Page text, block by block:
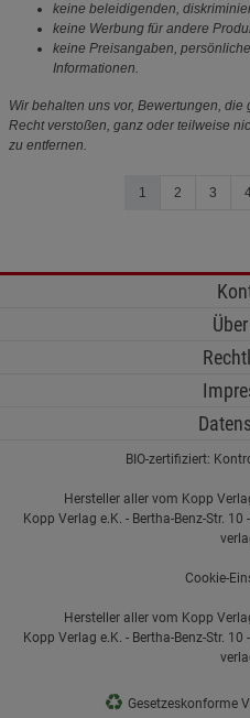
keine beleidigenden,
keine Werbung für andere
keine Preisangaben,
Informationen.
Wir behalten uns vor, Bewertungen,
Recht verstoßen, ganz oder teilweise
zu entfernen.
1 2 3
BIO-zertifiziert:
Hersteller aller vom Kopp
Kopp Verlag e.K. - Bertha-Benz-Str.
Cookie-
Hersteller aller vom Kopp
Kopp Verlag e.K. - Bertha-Benz-Str.
♻ Gesetzeskonforme